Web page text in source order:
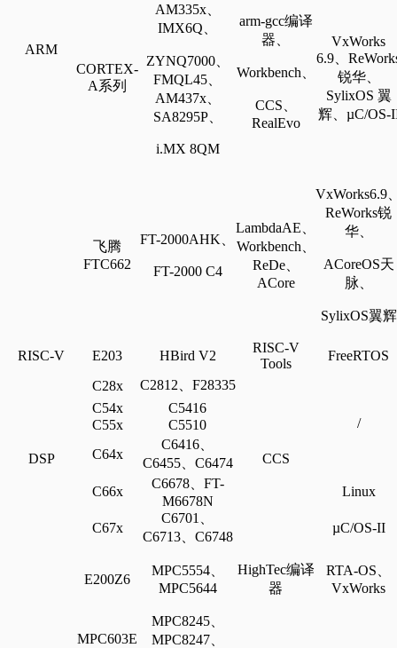
ARM
CORTEX-
A系列
AM335x、
IMX6Q、
ZYNQ7000、
FMQL45、
AM437x、
SA8295P、
i.MX 8QM
arm-gcc编译
器、
Workbench、
CCS、
RealEvo
VxWorks
6.9、
锐华、
SylixOS 翼
辉、µC/OS-
飞腾
FTC662
FT-2000AHK、
FT-2000 C4
LambdaAE、
Workbench、
ReDe、
ACore
VxWorks6.9
ReWorks锐
华、
ACoreOS天
脉、
SylixOS翼辉
RISC-V E203 HBird V2
RISC-V
Tools
FreeRTOS
DSP
C28x C2812、F28335
CCS
/
C54x
C5416
C55x
C5510
C64x
C6416、
C6455、C6474
C66x
C6678、FT-
M6678N
Linux
C67x
C6701、
C6713、C6748
µC/OS-II
E200Z6
MPC5554、
MPC5644
HighTec编译
器
RTA-OS、
VxWorks
MPC603E
MPC8245、
MPC8247、